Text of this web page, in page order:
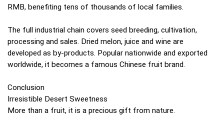
RMB, benefiting tens of thousands of local families.
The full industrial chain covers seed breeding, cultivation,
processing and sales. Dried melon, juice and wine are
developed as by-products. Popular nationwide and exported
worldwide, it becomes a famous Chinese fruit brand.
Conclusion
Irresistible Desert Sweetness
More than a fruit, it is a precious gift from nature.